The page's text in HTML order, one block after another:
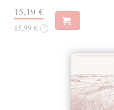
15,19 €
15,99 € ?